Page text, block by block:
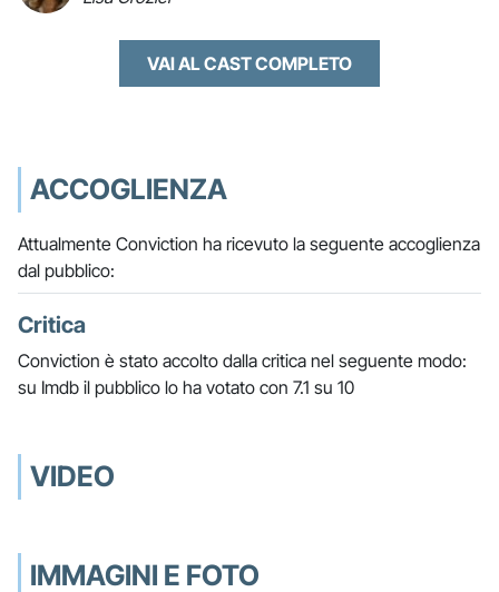
VAI AL CAST COMPLETO
ACCOGLIENZA
Attualmente Conviction ha ricevuto la seguente accoglienza
dal pubblico:
Critica
Conviction è stato accolto dalla critica nel seguente modo:
su Imdb il pubblico lo ha votato con 7.1 su 10
VIDEO
IMMAGINI E FOTO